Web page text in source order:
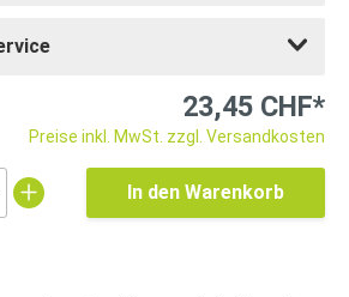
23,45 CHF*
Preise inkl. MwSt. zzgl. Versandkosten
In den Warenkorb